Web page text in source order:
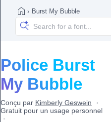
› Burst My Bubble
Police Burst
My Bubble
Conçu par Kimberly Geswein
Gratuit pour un usage personnel